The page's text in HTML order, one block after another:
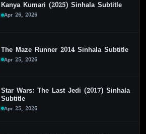
Kanya Kumari (2025) Sinhala Subtitle
Apr 26, 2026
The Maze Runner 2014 Sinhala Subtitle
Apr 25, 2026
Star Wars: The Last Jedi (2017) Sinhala
Subtitle
Apr 25, 2026